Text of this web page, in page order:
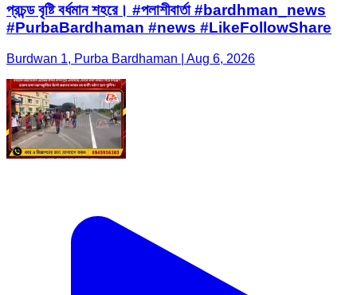
প্রচন্ড বৃষ্টি বর্ধমান শহরে। #পলাশীবার্তা #bardhman_news
#PurbaBardhaman #news #LikeFollowShare
Burdwan 1, Purba Bardhaman | Aug 6, 2026